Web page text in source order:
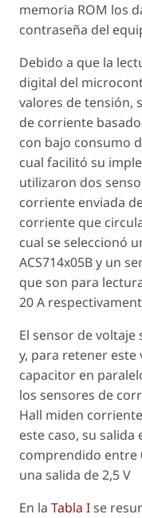
memoria ROM los
contraseña del
Debido a que la
digital del
valores de tensión,
de corriente
con bajo consumo
cual facilitó su
utilizaron dos
corriente enviada
corriente que
cual se seleccionó
ACS714x05B y un
que son para
20 A
El sensor de
y, para retener este
capacitor en
los sensores de
Hall miden
este caso, su
comprendido entre
una salida de 2,5 V
En la Tabla Ise